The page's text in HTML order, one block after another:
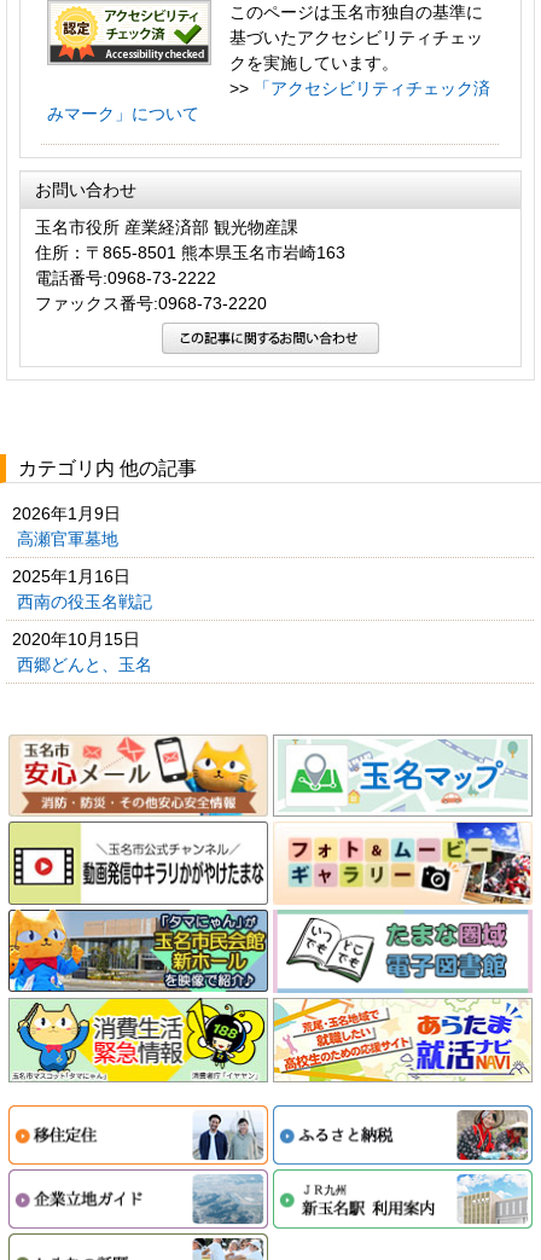
このページは玉名市独自の基準に
基づいたアクセシビリティチェッ
クを実施しています。
>>
「アクセシビリティチェック済
みマーク」について
お問い合わせ
玉名市役所 産業経済部 観光物産課
住所：〒865-8501 熊本県玉名市岩崎163
電話番号:0968-73-2222
ファックス番号:0968-73-2220
カテゴリ内 他の記事
2026年1月9日
高瀬官軍墓地
2025年1月16日
西南の役玉名戦記
2020年10月15日
西郷どんと、玉名